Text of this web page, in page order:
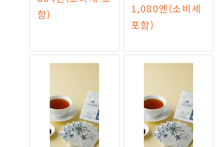
함)
1,080엔(소비세
포함)